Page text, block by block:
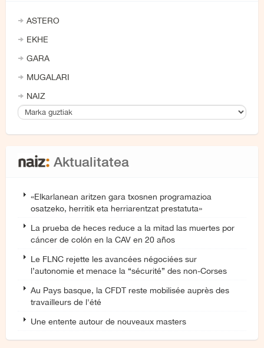
ASTERO
EKHE
GARA
MUGALARI
NAIZ
Aktualitatea
«Elkarlanean aritzen gara txosnen programazioa
osatzeko, herritik eta herriarentzat prestatuta»
La prueba de heces reduce a la mitad las muertes por
cáncer de colón en la CAV en 20 años
Le FLNC rejette les avancées négociées sur
l’autonomie et menace la “sécurité” des non-Corses
Au Pays basque, la CFDT reste mobilisée auprès des
travailleurs de l'été
Une entente autour de nouveaux masters